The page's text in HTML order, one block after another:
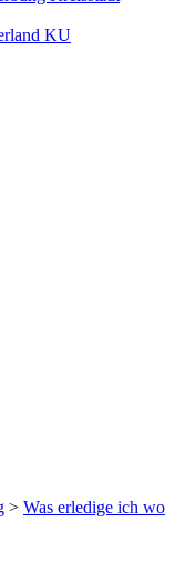
KU
> Was erledige ich wo